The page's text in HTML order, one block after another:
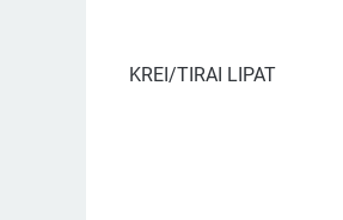
KREI/TIRAI LIPAT